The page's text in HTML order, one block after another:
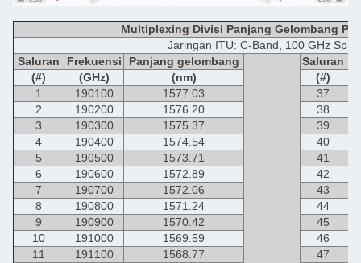
Multiplexing Divisi Panjang Gelombang
Jaringan ITU: C-Band, 100 GHz
Saluran
Frekuensi Panjang gelombang Saluran
(#)
(GHz) (nm)
(#)
1
190100 1577.03 37
2
190200 1576.20 38
3
190300 1575.37 39
4
190400 1574.54 40
5
190500 1573.71 41
6
190600 1572.89 42
7
190700 1572.06 43
8
190800 1571.24 44
9
190900 1570.42 45
10
191000 1569.59 46
11
191100 1568.77 47